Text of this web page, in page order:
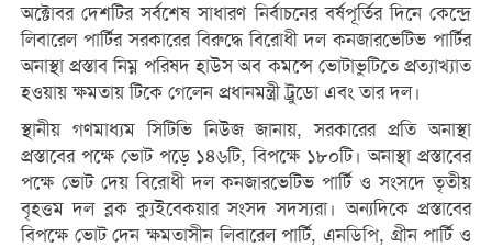
অক্টোবর দেশটির সর্বশেষ সাধারণ নির্বাচনের বর্ষপূর্তির দিনে কেন্দ্রে
লিবারেল পার্টির সরকারের বিরুদ্ধে বিরোধী দল কনজারভেটিভ পার্টির
অনাস্থা প্রস্তাব নিম্ন পরিষদ হাউস অব কমন্সে ভোটাভুটিতে প্রত্যাখ্যাত
হওয়ায় ক্ষমতায় টিকে গেলেন প্রধানমন্ত্রী ট্রুডো এবং তার দল।
স্থানীয় গণমাধ্যম সিটিভি নিউজ জানায়, সরকারের প্রতি অনাস্থা
প্রস্তাবের পক্ষে ভোট পড়ে ১৪৬টি, বিপক্ষে ১৮০টি। অনাস্থা প্রস্তাবের
পক্ষে ভোট দেয় বিরোধী দল কনজারভেটিভ পার্টি ও সংসদে তৃতীয়
বৃহত্তম দল ব্লক ক্যুইবেকয়ার সংসদ সদস্যরা। অন্যদিকে প্রস্তাবের
বিপক্ষে ভোট দেন ক্ষমতাসীন লিবারেল পার্টি, এনডিপি, গ্রীন পার্টি ও